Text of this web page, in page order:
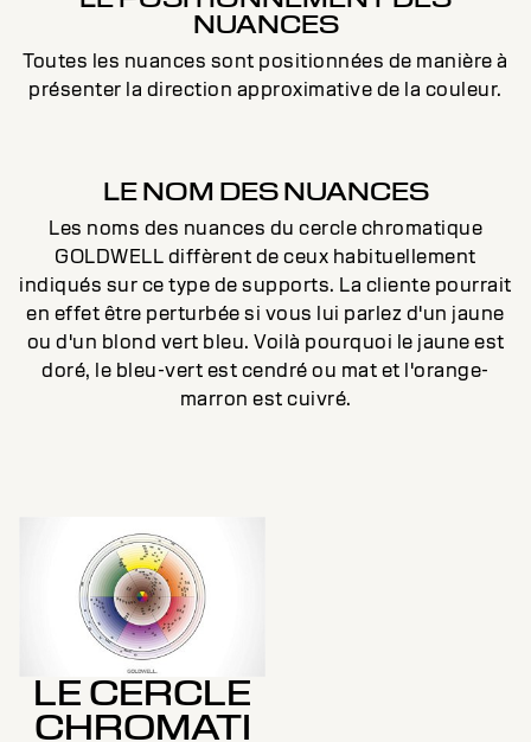
NUANCES
Toutes les nuances sont positionnées de manière à
présenter la direction approximative de la couleur.
LE NOM DES NUANCES
Les noms des nuances du cercle chromatique
GOLDWELL diffèrent de ceux habituellement
indiqués sur ce type de supports. La cliente pourrait
en effet être perturbée si vous lui parlez d'un jaune
ou d'un blond vert bleu. Voilà pourquoi le jaune est
doré, le bleu-vert est cendré ou mat et l'orange-
marron est cuivré.
LE CERCLE
CHROMATI